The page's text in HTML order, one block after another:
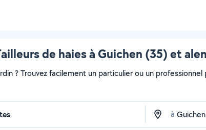
de haies à Guichen (35) et
? Trouvez facilement un particulier ou un
à